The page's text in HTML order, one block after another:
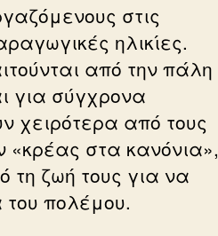
στις
ηλικίες.
από την πάλη
για σύγχρονα
χειρότερα από τους
«κρέας στα κανόνια»,
τη ζωή τους για να
του πολέμου.